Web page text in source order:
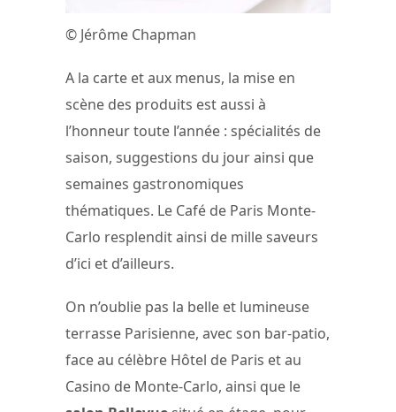
© Jérôme Chapman
A la carte et aux menus, la mise en
scène des produits est aussi à
l’honneur toute l’année : spécialités de
saison, suggestions du jour ainsi que
semaines gastronomiques
thématiques. Le Café de Paris Monte-
Carlo resplendit ainsi de mille saveurs
d’ici et d’ailleurs.
On n’oublie pas la belle et lumineuse
terrasse Parisienne, avec son bar-patio,
face au célèbre Hôtel de Paris et au
Casino de Monte-Carlo, ainsi que le